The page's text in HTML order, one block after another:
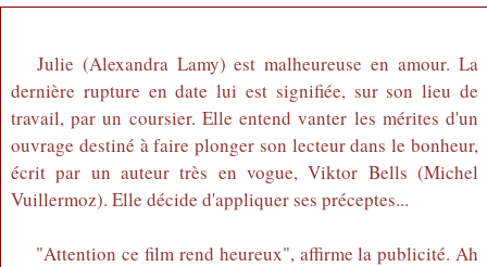
Julie (Alexandra Lamy) est malheureuse en amour. La
dernière rupture en date lui est signifiée, sur son lieu de
travail, par un coursier. Elle entend vanter les mérites d'un
ouvrage destiné à faire plonger son lecteur dans le bonheur,
écrit par un auteur très en vogue, Viktor Bells (Michel
Vuillermoz). Elle décide d'appliquer ses préceptes...
"Attention ce film rend heureux", affirme la publicité. Ah